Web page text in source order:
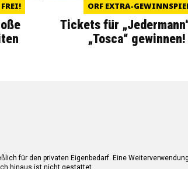
ORF EXTRA-
Tickets für
„Tosca“ gewinnen!
für den privaten Eigenbedarf. Eine
hinaus ist nicht gestattet.